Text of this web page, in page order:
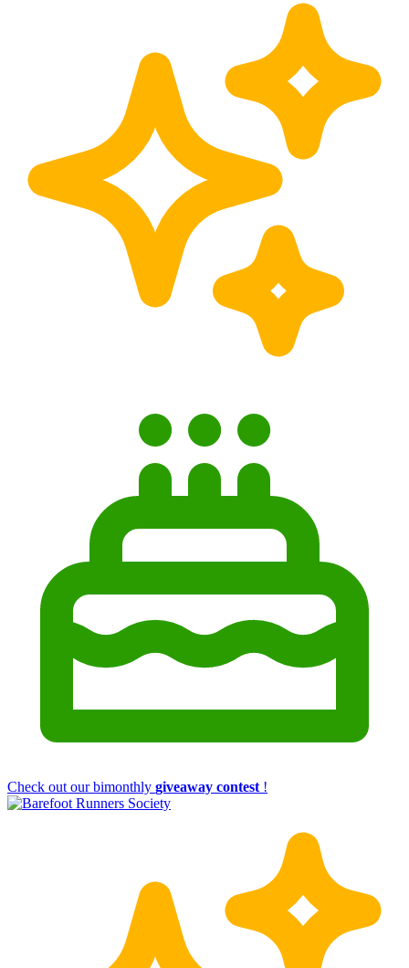
Check out our bimonthly giveaway contest !